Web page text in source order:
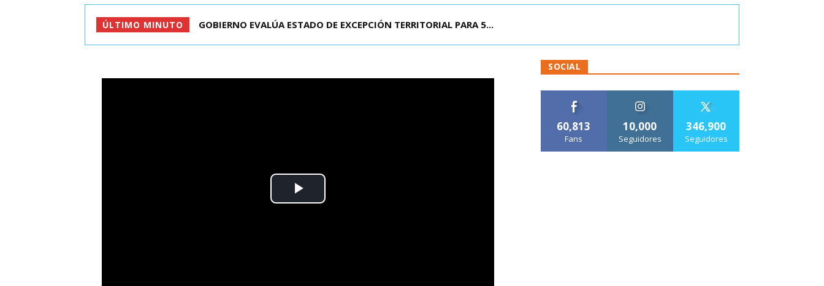
ÚLTIMO MINUTO PRESIDENTE KAST ENCABEZA OPERATIVO POLICIAL EN PLAZA D...
GOBIERNO EVALÚA ESTADO DE EXCEPCIÓN TERRITORIAL PARA 5...
SOCIAL
60,813
Fans
10,000
Seguidores
346,900
Seguidores